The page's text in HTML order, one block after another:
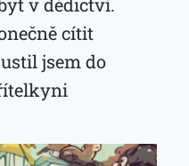
v dědictví.
cítit
jsem do